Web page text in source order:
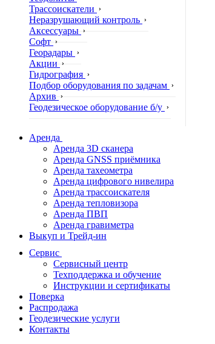
Трассоискатели
Неразрушающий контроль
Аксессуары
Софт
Георадары
Акции
Гидрография
Подбор оборудования по задачам
Архив
Геодезическое оборудование б/у
Аренда
Аренда 3D сканера
Аренда GNSS приёмника
Аренда тахеометра
Аренда цифрового нивелира
Аренда трассоискателя
Аренда тепловизора
Аренда ПВП
Аренда гравиметра
Выкуп и Трейд-ин
Сервис
Сервисный центр
Техподдержка и обучение
Инструкции и сертификаты
Поверка
Распродажа
Геодезические услуги
Контакты